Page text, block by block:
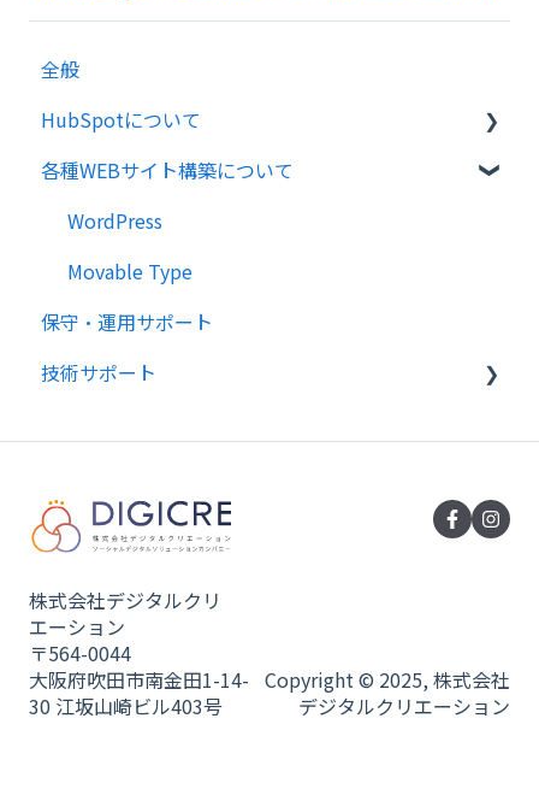
全般
HubSpotについて
導入支援・初期構築について
各種WEBサイト構築について
WordPress
Movable Type
保守・運用サポート
技術サポート
株式会社デジタルクリ
エーション
〒564-0044
大阪府吹田市南金田1-14-
30 江坂山崎ビル403号
Copyright © 2025, 株式会社
デジタルクリエーション